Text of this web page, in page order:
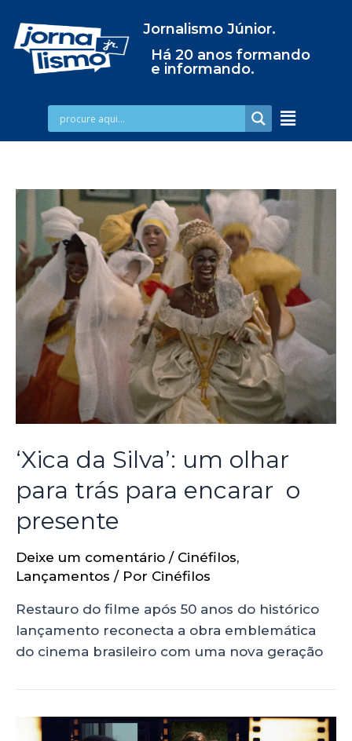
Jornalismo Júnior.
Há 20 anos formando
e informando.
‘Xica da Silva’: um olhar
para trás para encarar o
presente
Deixe um comentário / Cinéfilos,
Lançamentos / Por Cinéfilos
Restauro do filme após 50 anos do histórico
lançamento reconecta a obra emblemática
do cinema brasileiro com uma nova geração